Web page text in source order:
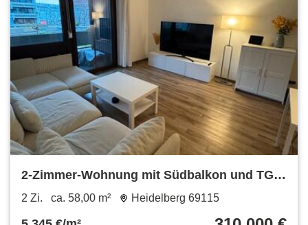
2-Zimmer-Wohnung mit Südbalkon und TG
im Herzen Heidelbergs
2 Zi. ca. 58,00 m² Heidelberg 69115